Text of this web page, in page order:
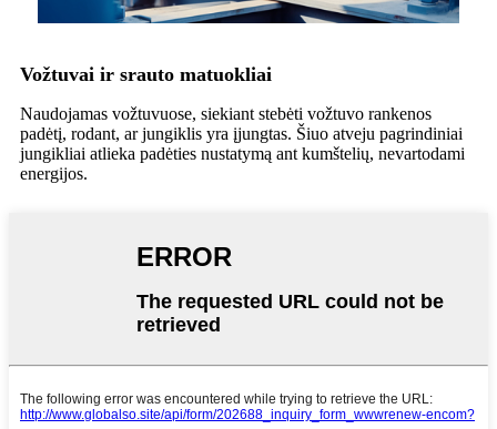
Vožtuvai ir srauto matuokliai
Naudojamas vožtuvuose, siekiant stebėti vožtuvo rankenos
padėtį, rodant, ar jungiklis yra įjungtas. Šiuo atveju pagrindiniai
jungikliai atlieka padėties nustatymą ant kumštelių, nevartodami
energijos.